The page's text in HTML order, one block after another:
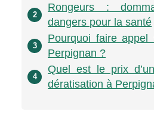
2
Rongeurs :
dangers pour la santé
3
Pourquoi faire
Perpignan ?
4
Quel est le prix
dératisation à